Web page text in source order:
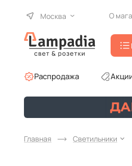
Москва О
Распродажа
Главная Светильники